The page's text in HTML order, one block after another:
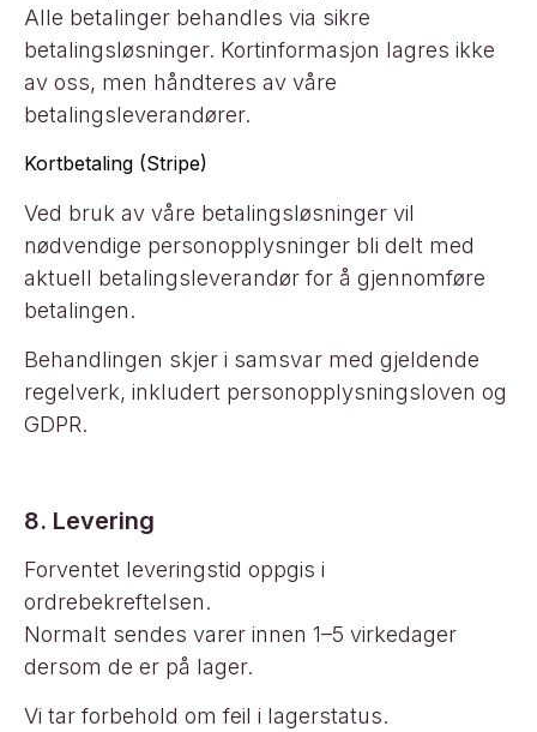
Alle betalinger behandles via sikre
betalingsløsninger. Kortinformasjon lagres ikke
av oss, men håndteres av våre
betalingsleverandører.
Kortbetaling (Stripe)
Ved bruk av våre betalingsløsninger vil
nødvendige personopplysninger bli delt med
aktuell betalingsleverandør for å gjennomføre
betalingen.
Behandlingen skjer i samsvar med gjeldende
regelverk, inkludert personopplysningsloven og
GDPR.
8. Levering
Forventet leveringstid oppgis i
ordrebekreftelsen.
Normalt sendes varer innen 1–5 virkedager
dersom de er på lager.
Vi tar forbehold om feil i lagerstatus.